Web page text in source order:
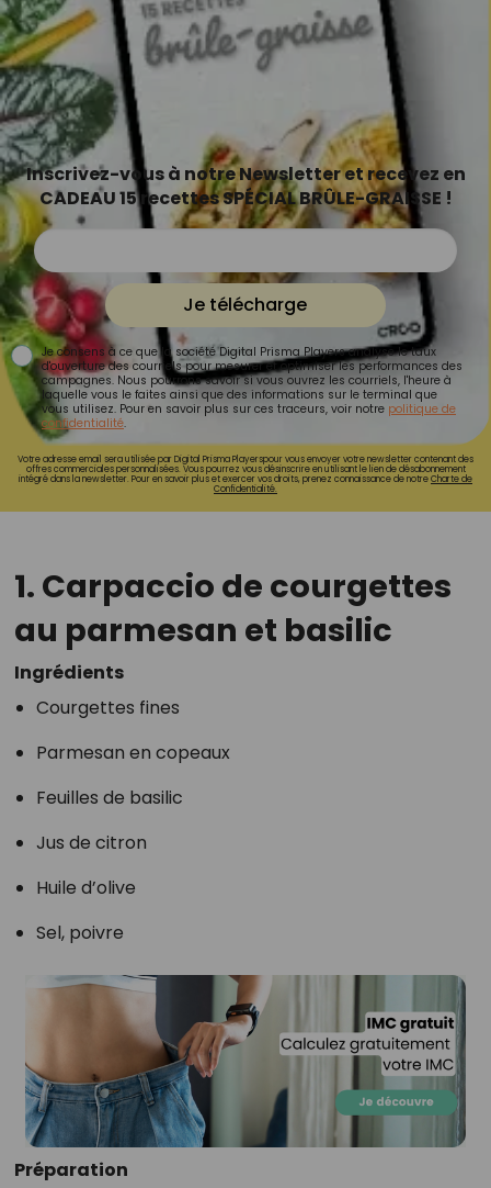
Inscrivez-vous à notre Newsletter et recevez en
CADEAU 15 recettes SPÉCIAL BRÛLE-GRAISSE !
Je télécharge
Je consens à ce que la société Digital Prisma Players analyse le taux
d'ouverture des courriels pour mesurer et optimiser les performances des
campagnes. Nous pourrons savoir si vous ouvrez les courriels, l'heure à
laquelle vous le faites ainsi que des informations sur le terminal que
vous utilisez. Pour en savoir plus sur ces traceurs, voir notre politique de
confidentialité.
Votre adresse email sera utilisée par Digital Prisma Playerspour vous envoyer votre newsletter contenant des
offres commerciales personnalisées. Vous pourrez vous désinscrire en utilisant le lien de désabonnement
intégré dans la newsletter. Pour en savoir plus et exercer vos droits, prenez connaissance de notreCharte de
Confidentialité.
1. Carpaccio de courgettes
au parmesan et basilic
Ingrédients
Courgettes fines
Parmesan en copeaux
Feuilles de basilic
Jus de citron
Huile d’olive
Sel, poivre
Préparation